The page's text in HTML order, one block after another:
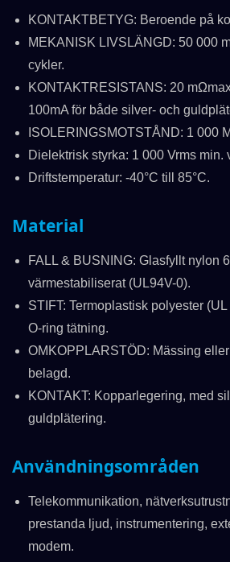
KONTAKTBETYG: Beroende på
MEKANISK LIVSLÄNGD: 50 000
cykler.
KONTAKTRESISTANS: 20
100mA för både silver- och
ISOLERINGSMOTSTÅND: 1 000
Dielektrisk styrka: 1 000 Vrms min.
Driftstemperatur: -40°C till 85°C.
Material
FALL & BUSNING: Glasfyllt nylon
värmestabiliserat (UL94V-0).
STIFT: Termoplastisk polyester
O-ring tätning.
OMKOPPLARSTÖD: Mässing
belagd.
KONTAKT: Kopparlegering, med
guldplätering.
Användningsområden
Telekommunikation,
prestanda ljud, instrumentering,
modem.